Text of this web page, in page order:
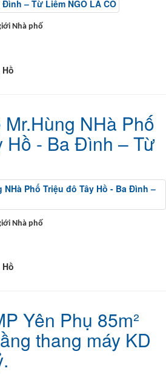
Nhà phố
NHà Phố
Hồ - Ba Đình – Từ
Nhà phố
Yên Phụ 85m²
thang máy KD